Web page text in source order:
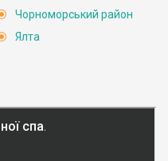
Чорноморський район
Ялта